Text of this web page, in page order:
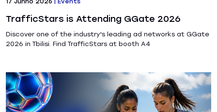
TrafficStars is Attending GGate 2026
Discover one of the industry's leading ad networks at GGate
2026 in Tbilisi. Find TrafficStars at booth A4